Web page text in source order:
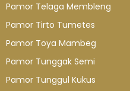
Pamor Telaga Membleng
Pamor Tirto Tumetes
Pamor Toya Mambeg
Pamor Tunggak Semi
Pamor Tunggul Kukus